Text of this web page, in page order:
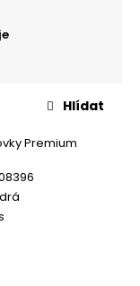
Premium
Hlídat